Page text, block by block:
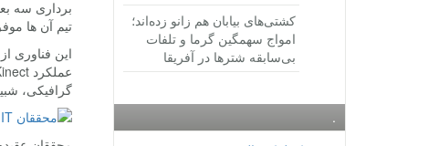
تیم آن ها موفق
این فناوری
گرافیکی،
کشتی‌های بیابان هم زانو زده‌اند؛
امواج سهمگین گرما و تلفات
بی‌سابقه شترها در آفریقا
.